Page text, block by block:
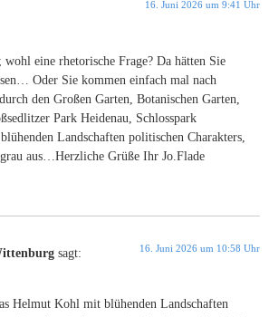
16. Juni 2026 um 9:41 Uhr
eine rhetorische Frage? Da hätten Sie
Oder Sie kommen einfach mal nach
den Großen Garten, Botanischen Garten,
Park Heidenau, Schlosspark
Landschaften politischen Charakters,
aus…Herzliche Grüße Ihr Jo.Flade
sagt: 16. Juni 2026 um 10:58 Uhr
Helmut Kohl mit blühenden Landschaften